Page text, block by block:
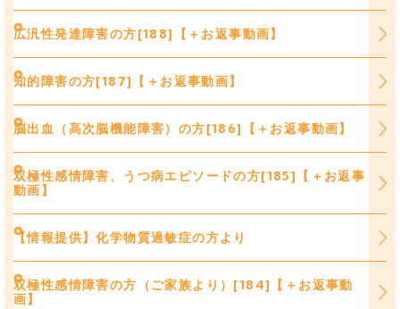
広汎性発達障害の方[188]【＋お返事動画】
知的障害の方[187]【＋お返事動画】
脳出血（高次脳機能障害）の方[186]【＋お返事動画】
双極性感情障害、うつ病エピソードの方[185]【＋お返事
動画】
【情報提供】化学物質過敏症の方より
双極性感情障害の方（ご家族より）[184]【＋お返事動
画】